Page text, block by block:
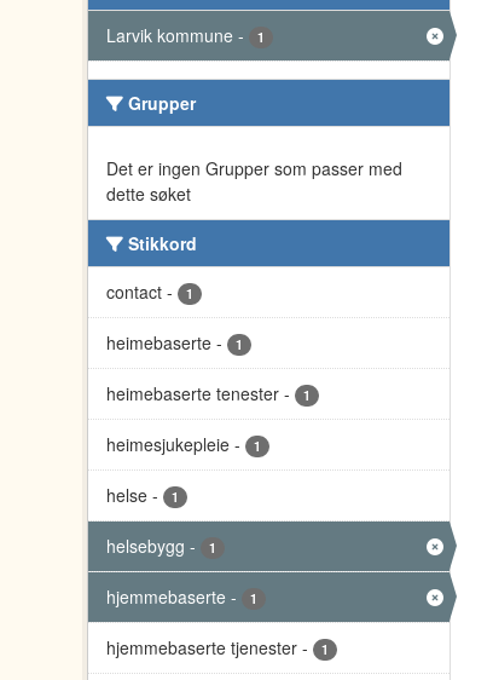
Larvik kommune - 1
Grupper
Det er ingen Grupper som passer med
dette søket
Stikkord
contact - 1
heimebaserte - 1
heimebaserte tenester - 1
heimesjukepleie - 1
helse - 1
helsebygg - 1
hjemmebaserte - 1
hjemmebaserte tjenester - 1